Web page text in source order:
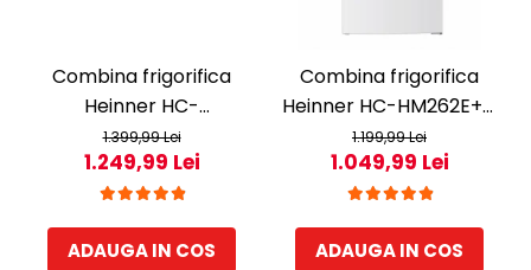
Combina frigorifica
Heinner HC-
HM260DGWDE++, 262 l,
Clasa E, Dozator de apa,
Control electronic cu
termostat ajustabil,
Lumina LED, Usa
1.399,99 Lei
1.249,99 Lei
ADAUGA IN COS
Combina frigorifica
Heinner HC-HM262E++,
262 l, Control electronic,
Iluminare LED, Usi
reversibile, Clasa E, H
180 cm, Alb
1.199,99 Lei
1.049,99 Lei
ADAUGA IN COS